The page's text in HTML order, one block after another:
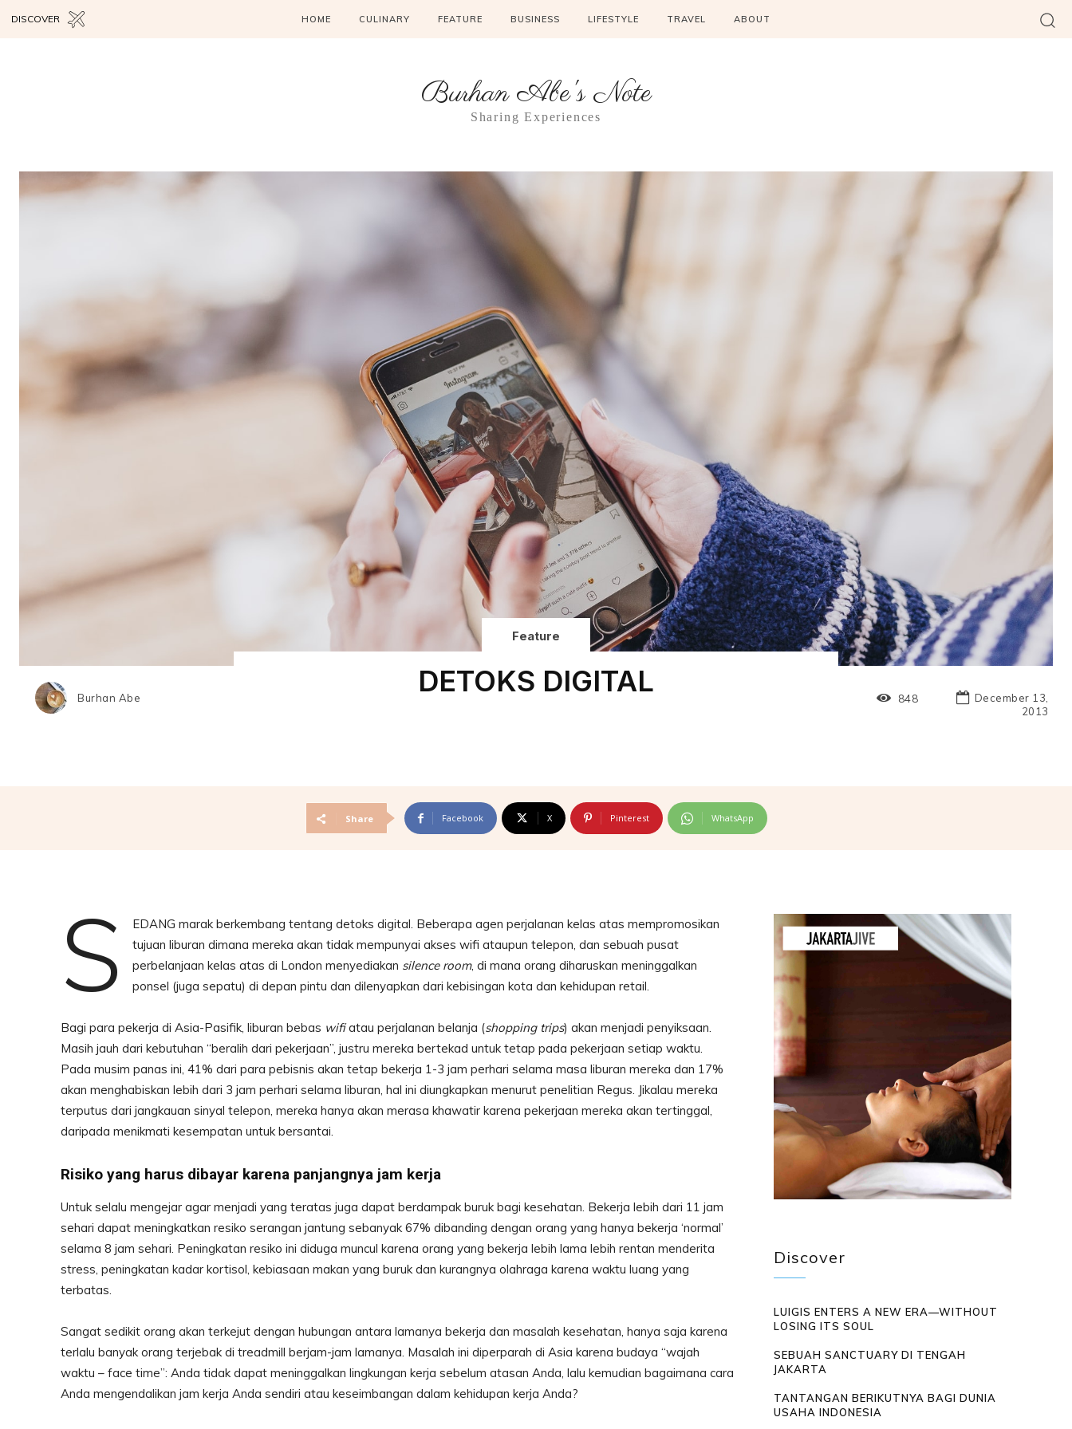
HOME CULINARY FEATURE BUSINESS LIFESTYLE TRAVEL ABOUT
DISCOVER
Burhan Abe's Note
Sharing Experiences
Burhan Abe
Feature
DETOKS DIGITAL 848
December 13,
2013
Share Facebook X Pinterest WhatsApp
S
EDANG marak berkembang tentang detoks digital. Beberapa agen perjalanan kelas atas mempromosikan
tujuan liburan dimana mereka akan tidak mempunyai akses wifi ataupun telepon, dan sebuah pusat
perbelanjaan kelas atas di London menyediakan silence room, di mana orang diharuskan meninggalkan
ponsel (juga sepatu) di depan pintu dan dilenyapkan dari kebisingan kota dan kehidupan retail.
Bagi para pekerja di Asia-Pasifik, liburan bebas wifiatau perjalanan belanja (shopping trips) akan menjadi penyiksaan.
Masih jauh dari kebutuhan “beralih dari pekerjaan”, justru mereka bertekad untuk tetap pada pekerjaan setiap waktu.
Pada musim panas ini, 41% dari para pebisnis akan tetap bekerja 1-3 jam perhari selama masa liburan mereka dan 17%
akan menghabiskan lebih dari 3 jam perhari selama liburan, hal ini diungkapkan menurut penelitian Regus. Jikalau mereka
terputus dari jangkauan sinyal telepon, mereka hanya akan merasa khawatir karena pekerjaan mereka akan tertinggal,
daripada menikmati kesempatan untuk bersantai.
Risiko yang harus dibayar karena panjangnya jam kerja
Untuk selalu mengejar agar menjadi yang teratas juga dapat berdampak buruk bagi kesehatan. Bekerja lebih dari 11 jam
sehari dapat meningkatkan resiko serangan jantung sebanyak 67% dibanding dengan orang yang hanya bekerja ‘normal’
selama 8 jam sehari. Peningkatan resiko ini diduga muncul karena orang yang bekerja lebih lama lebih rentan menderita
stress, peningkatan kadar kortisol, kebiasaan makan yang buruk dan kurangnya olahraga karena waktu luang yang
terbatas.
Sangat sedikit orang akan terkejut dengan hubungan antara lamanya bekerja dan masalah kesehatan, hanya saja karena
terlalu banyak orang terjebak di treadmill berjam-jam lamanya. Masalah ini diperparah di Asia karena budaya “wajah
waktu – face time”: Anda tidak dapat meninggalkan lingkungan kerja sebelum atasan Anda, lalu kemudian bagaimana cara
Anda mengendalikan jam kerja Anda sendiri atau keseimbangan dalam kehidupan kerja Anda?
Discover
LUIGIS ENTERS A NEW ERA—WITHOUT
LOSING ITS SOUL
SEBUAH SANCTUARY DI TENGAH
JAKARTA
TANTANGAN BERIKUTNYA BAGI DUNIA
USAHA INDONESIA